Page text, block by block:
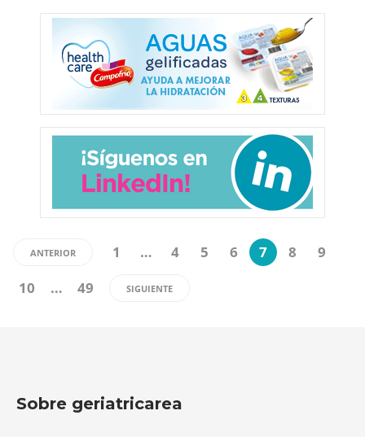
ANTERIOR 1 … 4 5 6 7 8
9
10
… 49 SIGUIENTE
Sobre geriatricarea